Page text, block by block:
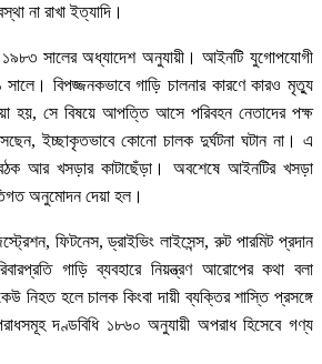
না রাখা ইত্যাদি।
১৯৮৩ সালের অধ্যাদেশ অনুযায়ী। আইনটি যুগোপযোগী
বিপজ্জনকভাবে গাড়ি চালনার কারণে কারও মৃত্যু
হয়, সে বিষয়ে আপত্তি আসে পরিবহন নেতাদের পক্ষ
ইচ্ছাকৃতভাবে কোনো চালক দুর্ঘটনা ঘটান না। এ
আর খসড়ার কাটাছেঁড়া। অবশেষে আইনটির খসড়া
অনুমোদন দেয়া হল।
ফিটনেস, ড্রাইভিং লাইসেন্স, রুট পারমিট প্রদান
গাড়ি ব্যবহারে নিয়ন্ত্রণ আরোপের কথা বলা
নিহত হলে চালক কিংবা দায়ী ব্যক্তির শাস্তি প্রসঙ্গে
দণ্ডবিধি ১৮৬০ অনুযায়ী অপরাধ হিসেবে গণ্য